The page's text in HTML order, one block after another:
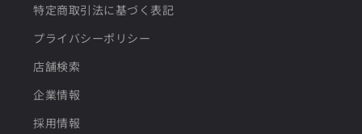
特定商取引法に基づく表記
プライバシーポリシー
店舗検索
企業情報
採用情報